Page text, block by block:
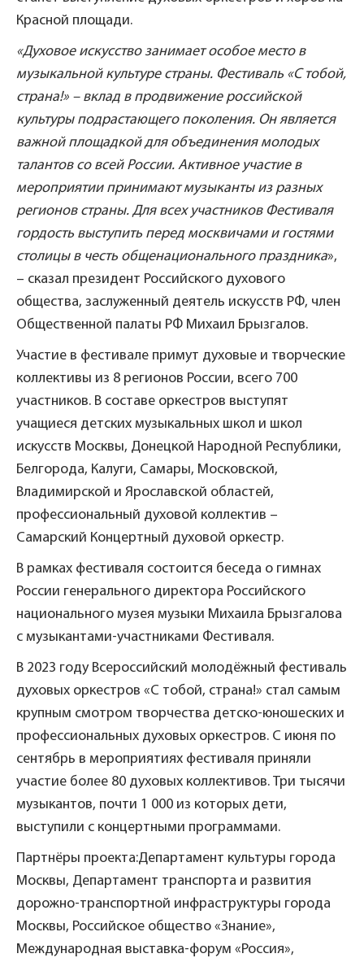
Красной площади.
«Духовое искусство занимает особое место в
музыкальной культуре страны. Фестиваль «С тобой,
страна!» – вклад в продвижение российской
культуры подрастающего поколения. Он является
важной площадкой для объединения молодых
талантов со всей России. Активное участие в
мероприятии принимают музыканты из разных
регионов страны. Для всех участников Фестиваля
гордость выступить перед москвичами и гостями
столицы в честь общенационального праздника»,
– сказал президент Российского духового
общества, заслуженный деятель искусств РФ, член
Общественной палаты РФ Михаил Брызгалов.
Участие в фестивале примут духовые и творческие
коллективы из 8 регионов России, всего 700
участников. В составе оркестров выступят
учащиеся детских музыкальных школ и школ
искусств Москвы, Донецкой Народной Республики,
Белгорода, Калуги, Самары, Московской,
Владимирской и Ярославской областей,
профессиональный духовой коллектив –
Самарский Концертный духовой оркестр.
В рамках фестиваля состоится беседа о гимнах
России генерального директора Российского
национального музея музыки Михаила Брызгалова
с музыкантами-участниками Фестиваля.
В 2023 году Всероссийский молодёжный фестиваль
духовых оркестров «С тобой, страна!» стал самым
крупным смотром творчества детско-юношеских и
профессиональных духовых оркестров. С июня по
сентябрь в мероприятиях фестиваля приняли
участие более 80 духовых коллективов. Три тысячи
музыкантов, почти 1 000 из которых дети,
выступили с концертными программами.
Партнёры проекта:Департамент культуры города
Москвы, Департамент транспорта и развития
дорожно-транспортной инфраструктуры города
Москвы, Российское общество «Знание»,
Международная выставка-форум «Россия»,